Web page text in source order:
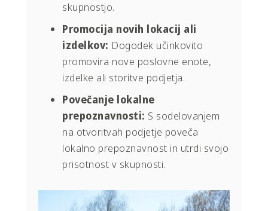
skupnostjo.
Promocija novih lokacij ali
izdelkov: Dogodek učinkovito
promovira nove poslovne enote,
izdelke ali storitve podjetja.
Povečanje lokalne
prepoznavnosti: S sodelovanjem
na otvoritvah podjetje poveča
lokalno prepoznavnost in utrdi svojo
prisotnost v skupnosti.